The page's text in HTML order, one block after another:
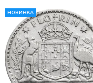
НОВИНКА